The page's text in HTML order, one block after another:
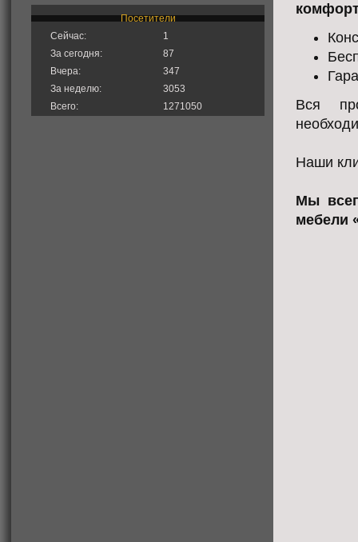
Вся
Наши
Мы
мебели
Посетители
Сейчас:
1
За сегодня:
87
Вчера:
347
За неделю:
3053
Всего:
1271050